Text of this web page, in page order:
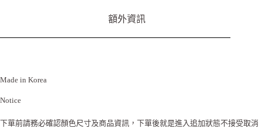
額外資訊
Made in Korea
Notice
下單前請務必確認顏色尺寸及商品資訊，下單後就是進入追加狀態不接受取消